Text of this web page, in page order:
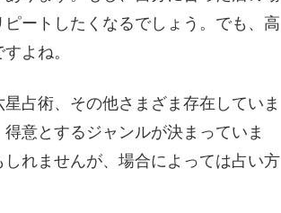
ートしたくなるでしょう。でも、高
よね。
占術、その他さまざま存在していま
意とするジャンルが決まっていま
れませんが、場合によっては占い方